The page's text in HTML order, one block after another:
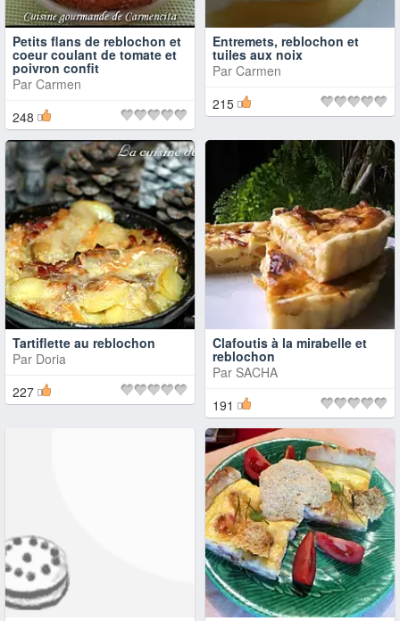
Petits flans de reblochon et
coeur coulant de tomate et
poivron confit
Par Carmen
248
Entremets, reblochon et
tuiles aux noix
Par Carmen
215
Tartiflette au reblochon
Par Doria
227
Clafoutis à la mirabelle et
reblochon
Par SACHA
191